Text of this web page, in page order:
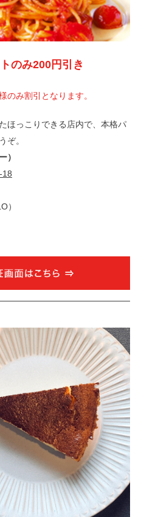
のみ200円引き
み割引となります。
ほっこりできる店内で、本格パ
ぞ。
）
18
）